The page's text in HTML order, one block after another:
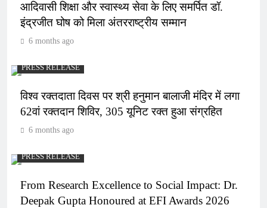
आदिवासी शिक्षा और स्वास्थ्य सेवा के लिए समर्पित डॉ.
इंद्रजीत घोष को मिला अंतरराष्ट्रीय सम्मान
6 months ago
PRESS RELEASE
विश्व रक्तदाता दिवस पर श्री हनुमान बालाजी मंदिर में लगा
62वां रक्तदान शिविर, 305 यूनिट रक्त हुआ संग्रहित
6 months ago
PRESS RELEASE
From Research Excellence to Social Impact: Dr.
Deepak Gupta Honoured at EFI Awards 2026